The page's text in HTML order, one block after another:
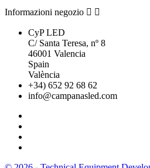
Informazioni negozio  
CyP LED
C/ Santa Teresa, nº 8
46001 Valencia
Spain
València
+34) 652 92 68 62
info@campanasled.com